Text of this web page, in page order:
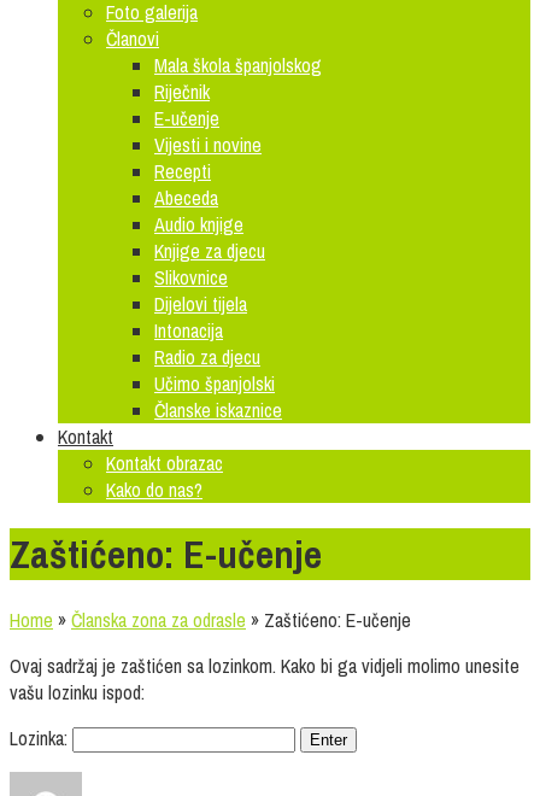
Foto galerija
Članovi
Mala škola španjolskog
Riječnik
E-učenje
Vijesti i novine
Recepti
Abeceda
Audio knjige
Knjige za djecu
Slikovnice
Dijelovi tijela
Intonacija
Radio za djecu
Učimo španjolski
Članske iskaznice
Kontakt
Kontakt obrazac
Kako do nas?
Zaštićeno: E-učenje
Home »Članska zona za odrasle » Zaštićeno: E-učenje
Ovaj sadržaj je zaštićen sa lozinkom. Kako bi ga vidjeli molimo unesite
vašu lozinku ispod:
Lozinka: